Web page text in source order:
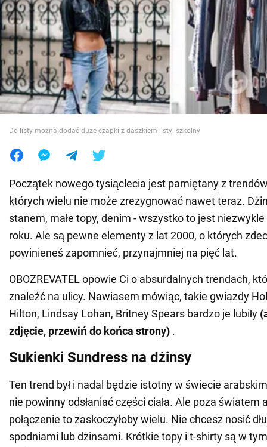
Społeczeństwo
Wojna na Ukrainie
Świat
Jedzenie
Do listy można dodać duże czapki z daszkiem i styl szkolny
Początek nowego tysiąclecia jest pamiętany z
których wielu nie może zrezygnować nawet teraz.
stanem, małe topy, denim - wszystko to jest
roku. Ale są pewne elementy z lat 2000, o których
powinieneś zapomnieć, przynajmniej na pięć lat.
OBOZREVATEL opowie Ci o absurdalnych trendach,
znaleźć na ulicy. Nawiasem mówiąc, takie gwiazdy
Hilton, Lindsay Lohan, Britney Spears bardzo je lubiły
zdjęcie, przewiń do końca strony) .
Sukienki Sundress na dżinsy
Ten trend był i nadal będzie istotny w świecie
nie powinny odsłaniać części ciała. Ale poza światem
połączenie to zaskoczyłoby wielu. Nie chcesz nosić
spodniami lub dżinsami. Krótkie topy i t-shirty są w